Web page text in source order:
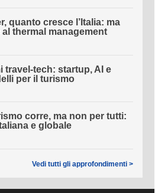
quanto cresce l’Italia: ma
al thermal management
travel-tech: startup, AI e
per il turismo
corre, ma non per tutti:
e globale
Vedi tutti gli approfondimenti >